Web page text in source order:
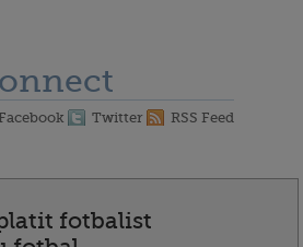
Twitter RSS Feed
fotbalist